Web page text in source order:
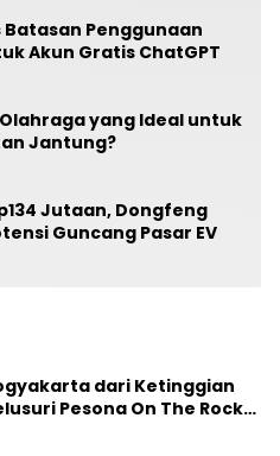
Batasan Penggunaan
Akun Gratis ChatGPT
yang Ideal untuk
Jantung?
Jutaan, Dongfeng
Guncang Pasar EV
dari Ketinggian
Pesona On The Rock
Naik Daun